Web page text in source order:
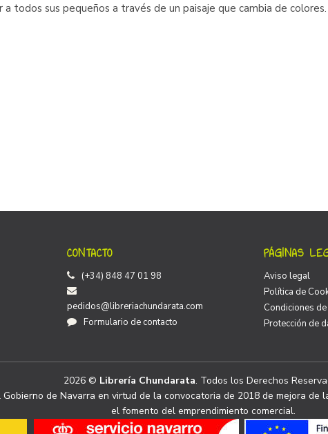
a todos sus pequeños a través de un paisaje que cambia de colores.
CONTACTO
(+34) 848 47 01 98
pedidos@libreriachundarata.com
Formulario de contacto
PÁGINAS
Aviso legal
Política de
Condiciones
Protección de
2026 © Librería Chundarata. Todos los Derechos
de Navarra en virtud de la convocatoria de 2018 de mejora de
el fomento del emprendimiento comercial.